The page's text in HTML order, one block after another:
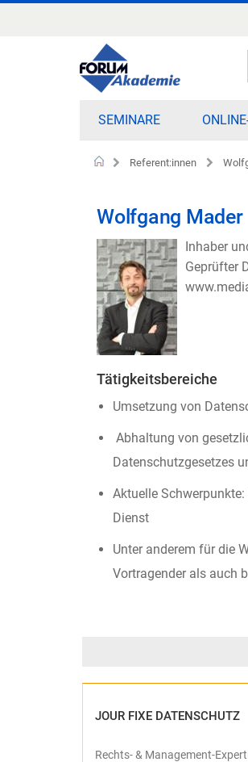
springen
SEMINARE
Referent:innen
Wolfgang Mader
Inhaber
Geprüfter
Tätigkeitsbereiche
Umsetzung von
Abhaltung von
Datenschutzgesetzes
Aktuelle
Dienst
Unter anderem für die
Vortragender als auch
JOUR FIXE DATENSCHUTZ
Rechts- & Management-